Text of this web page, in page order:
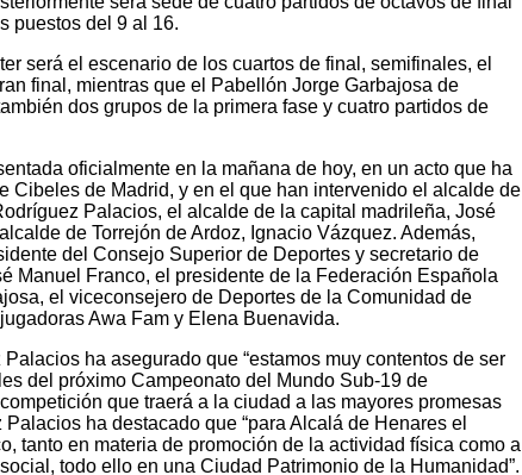
puestos del 9 al 16.
será el escenario de los cuartos de final, semifinales, el
final, mientras que el Pabellón Jorge Garbajosa de
dos grupos de la primera fase y cuatro partidos de
oficialmente en la mañana de hoy, en un acto que ha
Cibeles de Madrid, y en el que han intervenido el alcalde de
Palacios, el alcalde de la capital madrileña, José
de Torrejón de Ardoz, Ignacio Vázquez. Además,
del Consejo Superior de Deportes y secretario de
Manuel Franco, el presidente de la Federación Española
el viceconsejero de Deportes de la Comunidad de
Awa Fam y Elena Buenavida.
ha asegurado que “estamos muy contentos de ser
del próximo Campeonato del Mundo Sub-19 de
que traerá a la ciudad a las mayores promesas
ha destacado que “para Alcalá de Henares el
tanto en materia de promoción de la actividad física como a
todo ello en una Ciudad Patrimonio de la Humanidad”.